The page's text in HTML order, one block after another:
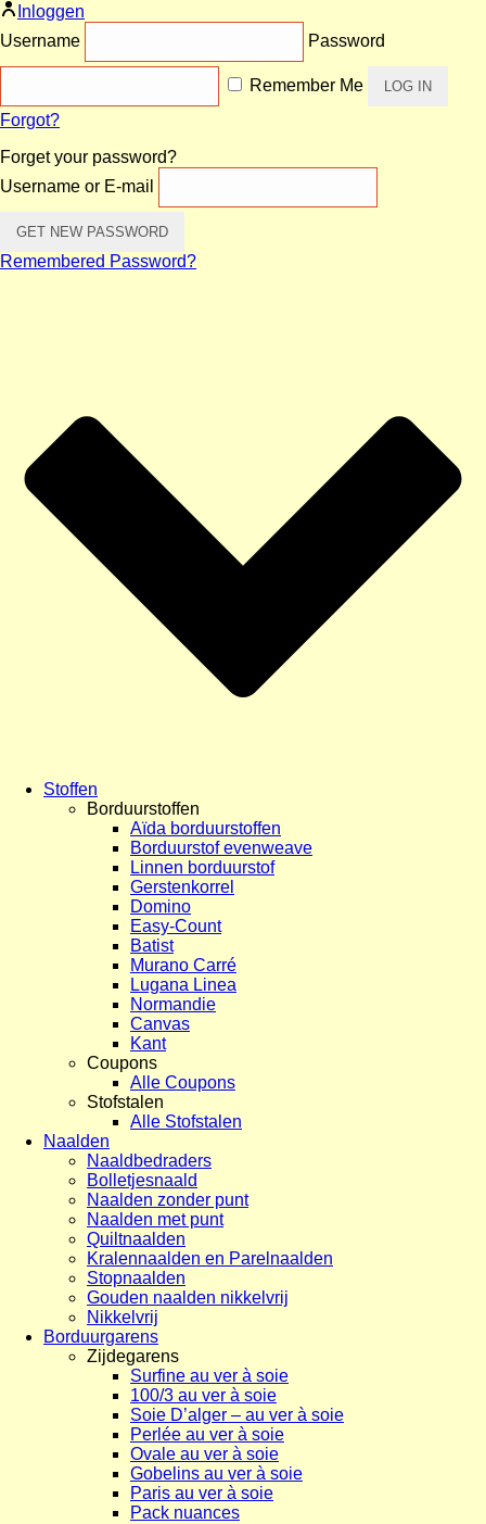
Inloggen
Username
Password
Remember Me
Forgot?
Forget your password?
Username or E-mail
Remembered Password?
Stoffen
Borduurstoffen
Aïda borduurstoffen
Borduurstof evenweave
Linnen borduurstof
Gerstenkorrel
Domino
Easy-Count
Batist
Murano Carré
Lugana Linea
Normandie
Canvas
Kant
Coupons
Alle Coupons
Stofstalen
Alle Stofstalen
Naalden
Naaldbedraders
Bolletjesnaald
Naalden zonder punt
Naalden met punt
Quiltnaalden
Kralennaalden en Parelnaalden
Stopnaalden
Gouden naalden nikkelvrij
Nikkelvrij
Borduurgarens
Zijdegarens
Surfine au ver à soie
100/3 au ver à soie
Soie D’alger – au ver à soie
Perlée au ver à soie
Ovale au ver à soie
Gobelins au ver à soie
Paris au ver à soie
Pack nuances